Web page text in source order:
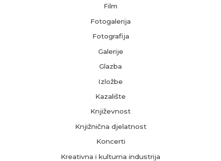
Film
Fotogalerija
Fotografija
Galerije
Glazba
Izložbe
Kazalište
Književnost
Knjižnična djelatnost
Koncerti
Kreativna i kulturna industrija